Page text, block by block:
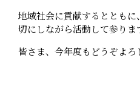
地域社会に貢献するととも
切にしながら活動して参りま
皆さま、今年度もどうぞよろ